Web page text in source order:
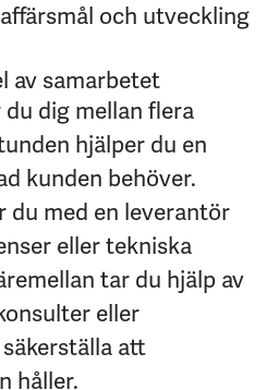
och utveckling
av samarbetet
dig mellan flera
hjälper du en
kunden behöver.
du med en leverantör
eller tekniska
tar du hjälp av
eller
att
håller.